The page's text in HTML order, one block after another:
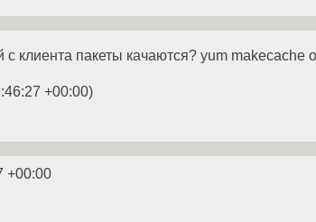
клиента пакеты качаются? yum makecache
+00:00)
+00:00